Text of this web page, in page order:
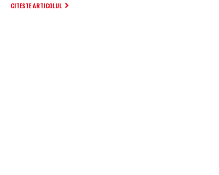
CITESTE ARTICOLUL